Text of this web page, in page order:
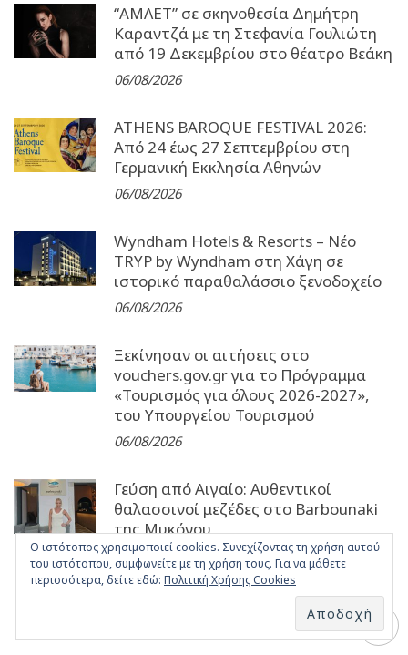
“ΑΜΛΕΤ” σε σκηνοθεσία Δημήτρη
Καραντζά με τη Στεφανία Γουλιώτη
από 19 Δεκεμβρίου στο θέατρο Βεάκη
06/08/2026
ATHENS BAROQUE FESTIVAL 2026:
Από 24 έως 27 Σεπτεµβρίου στη
Γερµανική Εκκλησία Αθηνών
06/08/2026
Wyndham Hotels & Resorts – Νέο
TRYP by Wyndham στη Χάγη σε
ιστορικό παραθαλάσσιο ξενοδοχείο
06/08/2026
Ξεκίνησαν οι αιτήσεις στο
vouchers.gov.gr για το Πρόγραμμα
«Τουρισμός για όλους 2026-2027»,
του Υπουργείου Τουρισμού
06/08/2026
Γεύση από Αιγαίο: Αυθεντικοί
θαλασσινοί μεζέδες στο Barbounaki
της Μυκόνου
06/08/2026
Ο ιστότοπος χρησιμοποιεί cookies. Συνεχίζοντας τη χρήση αυτού
του ιστότοπου, συμφωνείτε με τη χρήση τους. Για να μάθετε
περισσότερα, δείτε εδώ: Πολιτική Χρήσης Cookies